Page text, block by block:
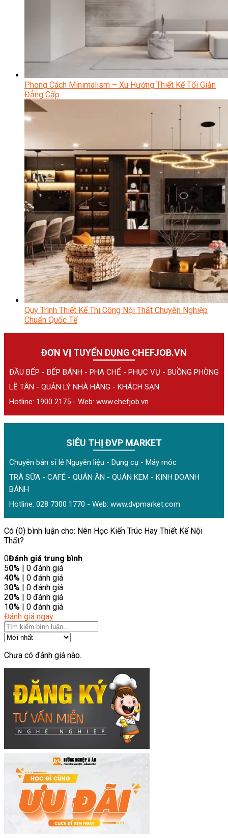
Phong Cách Minimalism – Xu Hướng Thiết Kế Tối Giản
Đẳng Cấp
Quy Trình Thiết Kế Thi Công Nội Thất Chuyên Nghiệp
Chuẩn Quốc Tế
ĐƠN VỊ TUYỂN DỤNG CHEFJOB.VN
ĐẦU BẾP - BẾP BÁNH - PHA CHẾ - PHỤC VỤ - BUỒNG PHÒNG
LỄ TÂN - QUẢN LÝ NHÀ HÀNG - KHÁCH SẠN
Hotline: 1900 2175 - Web: www.chefjob.vn
SIÊU THỊ ĐVP MARKET
Chuyên bán sỉ lẻ Nguyên liệu - Dụng cụ - Máy móc
TRÀ SỮA - CAFÉ - QUÁN ĂN - QUÁN KEM - KINH DOANH
BÁNH
Hotline: 028 7300 1770 - Web: www.dvpmarket.com
Có (0) bình luận cho: Nên Học Kiến Trúc Hay Thiết Kế Nội
Thất?
0Đánh giá trung bình
50% | 0 đánh giá
40% | 0 đánh giá
30% | 0 đánh giá
20% | 0 đánh giá
1 0% | 0 đánh giá
Đánh giá ngay
Chưa có đánh giá nào.